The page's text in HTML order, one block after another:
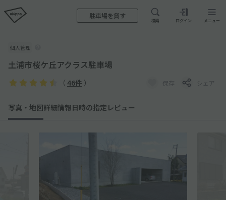
駐車場を貸す
検索 ログイン メニュー
個人管理
土浦市桜ケ丘アクラス駐車場
（ 46件 ） 保存 シェア
写真・地図詳細情報日時の指定 レビュー